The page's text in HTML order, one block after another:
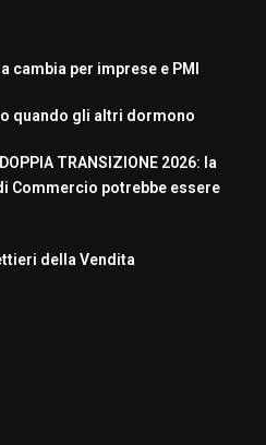
cambia per imprese e PMI
quando gli altri dormono
TRANSIZIONE 2026: la
Commercio potrebbe essere
della Vendita